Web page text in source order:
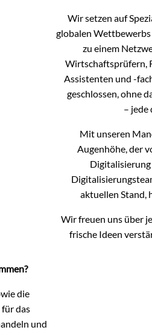
Wir setzen auf
globalen
zu einem
Wirtschaftsprüfern,
Assistenten und -
geschlossen, ohne
– jede
Mit unseren
Augenhöhe, der
Digitalisierung
aktuellen Stand,
Wir freuen uns über
frische Ideen
die
das
und